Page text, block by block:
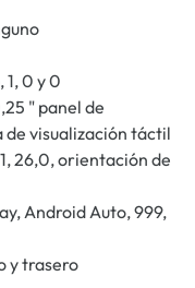
1, 0 y 0
" panel de
de visualización táctil
26,0, orientación de
Android Auto, 999,
y trasero